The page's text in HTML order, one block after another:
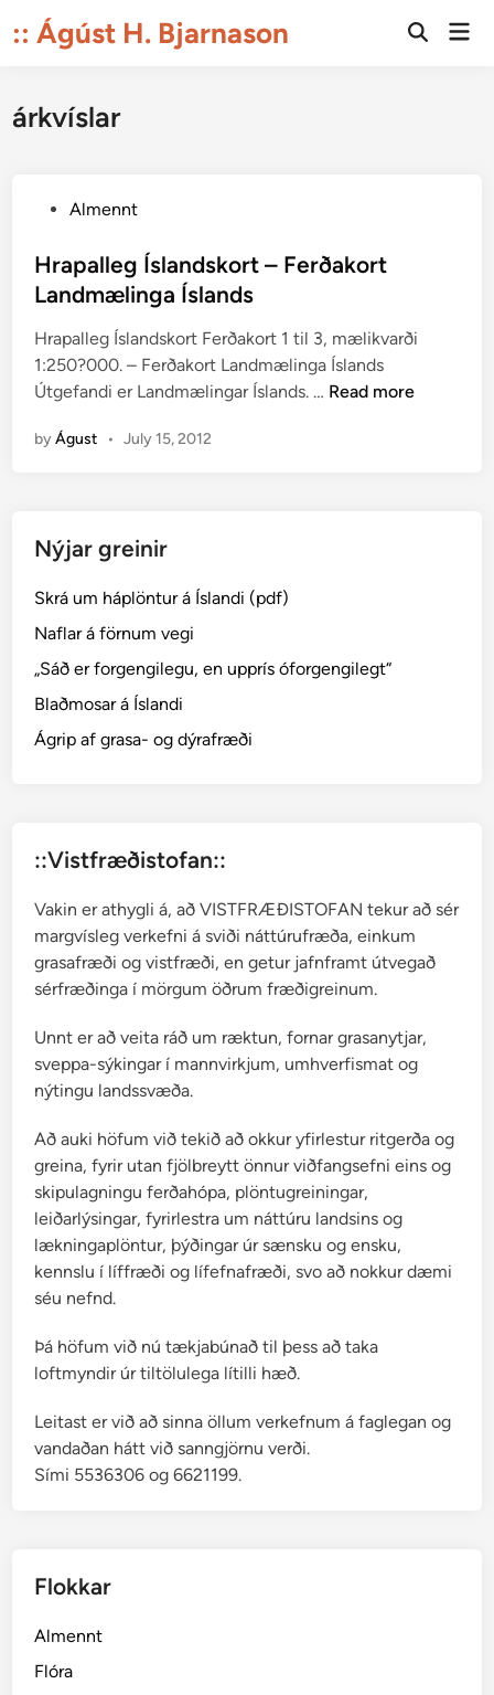
to:: Ágúst H. Bjarnason
Open
árkvíslar
s
t
d
i
n
Almennt
Hrapalleg Íslandskort – Ferðakort
Landmælinga Íslands
Hrapalleg Íslandskort Ferðakort 1 til 3, mælikvarði
1:250?000. – Ferðakort Landmælinga Íslands
Útgefandi er Landmælingar Íslands. … H
l
–
F
e
r
r
t
L
a
n
d
l
g
Read more
byÁgust • July 15, 2012
Nýjar greinir
Skrá um háplöntur á Íslandi (pdf)
Naflar á förnum vegi
„Sáð er forgengilegu, en upprís óforgengilegt“
Blaðmosar á Íslandi
Ágrip af grasa- og dýrafræði
::Vistfræðistofan::
Vakin er athygli á, að VISTFRÆÐISTOFAN tekur að sér
margvísleg verkefni á sviði náttúrufræða, einkum
grasafræði og vistfræði, en getur jafnframt útvegað
sérfræðinga í mörgum öðrum fræðigreinum.
Unnt er að veita ráð um ræktun, fornar grasanytjar,
sveppa-sýkingar í mannvirkjum, umhverfismat og
nýtingu landssvæða.
Að auki höfum við tekið að okkur yfirlestur ritgerða og
greina, fyrir utan fjölbreytt önnur viðfangsefni eins og
skipulagningu ferðahópa, plöntugreiningar,
leiðarlýsingar, fyrirlestra um náttúru landsins og
lækningaplöntur, þýðingar úr sænsku og ensku,
kennslu í líffræði og lífefnafræði, svo að nokkur dæmi
séu nefnd.
Þá höfum við nú tækjabúnað til þess að taka
loftmyndir úr tiltölulega lítilli hæð.
Leitast er við að sinna öllum verkefnum á faglegan og
vandaðan hátt við sanngjörnu verði.
Sími 5536306 og 6621199.
Flokkar
Almennt
Flóra